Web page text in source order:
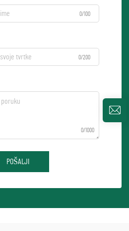
0/100
0/200
0/1000
POŠALJI